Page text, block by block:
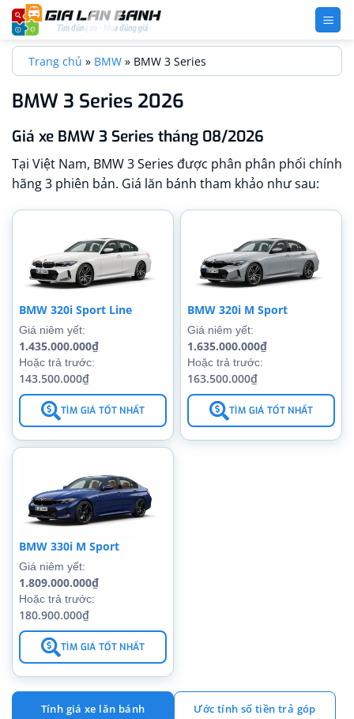
Bỏ
qua
nội
dung Trang chủ » BMW » BMW 3 Series
BMW 3 Series 2026
Giá xe BMW 3 Series tháng 08/2026
Tại Việt Nam, BMW 3 Series được phân phân phối chính
hãng 3 phiên bản. Giá lăn bánh tham khảo như sau:
BMW 320i Sport Line
Giá niêm yết:
1.435.000.000₫
Hoặc trả trước:
143.500.000₫
TÌM GIÁ TỐT NHẤT
BMW 320i M Sport
Giá niêm yết:
1.635.000.000₫
Hoặc trả trước:
163.500.000₫
TÌM GIÁ TỐT NHẤT
BMW 330i M Sport
Giá niêm yết:
1.809.000.000₫
Hoặc trả trước:
180.900.000₫
TÌM GIÁ TỐT NHẤT
Tính giá xe lăn bánh Ước tính số tiền trả góp